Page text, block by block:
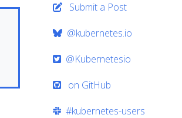
Submit a Post
@kubernetes.io
@Kubernetesio
on GitHub
#kubernetes-users